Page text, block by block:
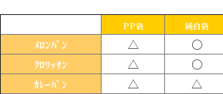
PP袋 純白袋
ﾒﾛﾝﾊﾟﾝ △ 〇
ｸﾛﾜｯｻﾝ △ 〇
ｶﾚｰﾊﾟﾝ △ △